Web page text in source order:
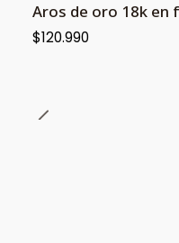
Aros de oro 18k en
$120.990